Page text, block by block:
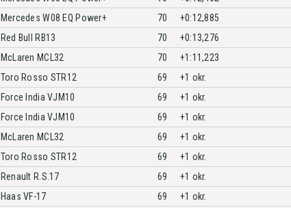
Mercedes W08 EQ Power+ 70 +0:12,885
Red Bull RB13 70 +0:13,276
McLaren MCL32 70 +1:11,223
Toro Rosso STR12 69 +1 okr.
Force India VJM10 69 +1 okr.
Force India VJM10 69 +1 okr.
McLaren MCL32 69 +1 okr.
Toro Rosso STR12 69 +1 okr.
Renault R.S.17 69 +1 okr.
Haas VF-17 69 +1 okr.